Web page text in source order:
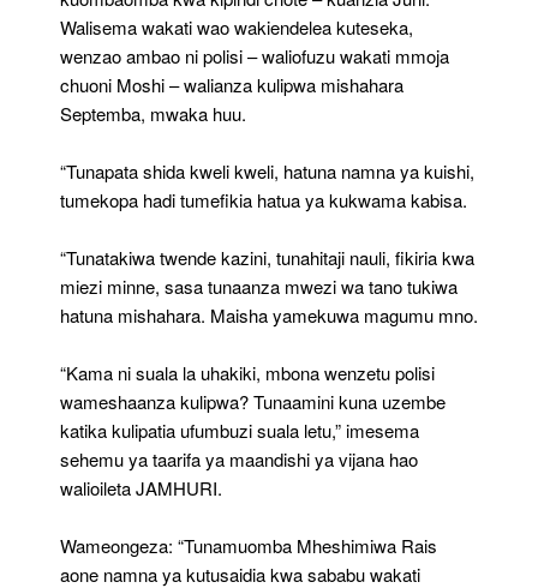
Walisema wakati wao wakiendelea kuteseka,
wenzao ambao ni polisi – waliofuzu wakati mmoja
chuoni Moshi – walianza kulipwa mishahara
Septemba, mwaka huu.
“Tunapata shida kweli kweli, hatuna namna ya kuishi,
tumekopa hadi tumefikia hatua ya kukwama kabisa.
“Tunatakiwa twende kazini, tunahitaji nauli, fikiria kwa
miezi minne, sasa tunaanza mwezi wa tano tukiwa
hatuna mishahara. Maisha yamekuwa magumu mno.
“Kama ni suala la uhakiki, mbona wenzetu polisi
wameshaanza kulipwa? Tunaamini kuna uzembe
katika kulipatia ufumbuzi suala letu,” imesema
sehemu ya taarifa ya maandishi ya vijana hao
walioileta JAMHURI.
Wameongeza: “Tunamuomba Mheshimiwa Rais
aone namna ya kutusaidia kwa sababu wakati